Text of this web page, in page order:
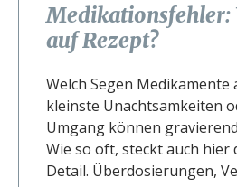
Medikationsfehler:
auf Rezept?
Welch Segen Medikamente
kleinste Unachtsamkeiten
Umgang können
Wie so oft, steckt auch hier
Detail. Überdosierungen,